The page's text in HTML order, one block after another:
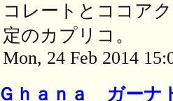
コレートとココア
定のカプリコ。
Mon, 24 Feb 2014
Ｇｈａｎａ ガーナ